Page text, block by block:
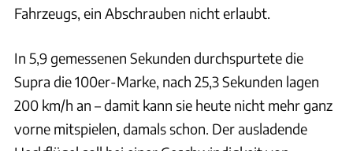
Fahrzeugs, ein Abschrauben nicht erlaubt.
In 5,9 gemessenen Sekunden durchspurtete die
Supra die 100er-Marke, nach 25,3 Sekunden lagen
200 km/h an – damit kann sie heute nicht mehr ganz
vorne mitspielen, damals schon. Der ausladende